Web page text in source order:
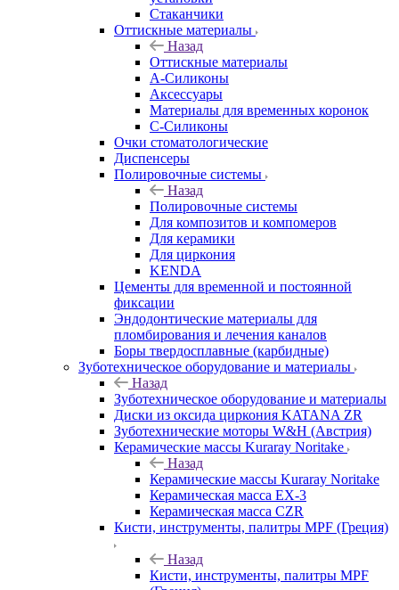
Стаканчики
Оттискные материалы
Назад
Оттискные материалы
А-Силиконы
Аксессуары
Материалы для временных коронок
С-Силиконы
Очки стоматологические
Диспенсеры
Полировочные системы
Назад
Полировочные системы
Для композитов и компомеров
Для керамики
Для циркония
KENDA
Цементы для временной и постоянной
фиксации
Эндодонтические материалы для
пломбирования и лечения каналов
Боры твердосплавные (карбидные)
Зуботехническое оборудование и материалы
Назад
Зуботехническое оборудование и материалы
Диски из оксида циркония KATANA ZR
Зуботехнические моторы W&H (Австрия)
Керамические массы Kuraray Noritake
Назад
Керамические массы Kuraray Noritake
Керамическая масса EX-3
Керамическая масса CZR
Кисти, инструменты, палитры MPF (Греция)
Назад
Кисти, инструменты, палитры MPF